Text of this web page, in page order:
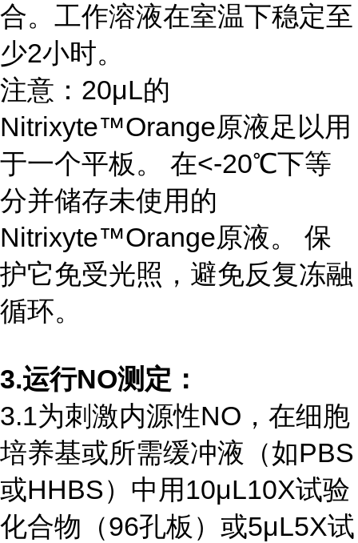
合。工作溶液在室温下稳定至
少2小时。
注意：20μL的
Nitrixyte™Orange原液足以用
于一个平板。 在<-20℃下等
分并储存未使用的
Nitrixyte™Orange原液。 保
护它免受光照，避免反复冻融
循环。
3.运行NO测定：
3.1为刺激内源性NO，在细胞
培养基或所需缓冲液（如PBS
或HHBS）中用10μL10X试验
化合物（96孔板）或5μL5X试